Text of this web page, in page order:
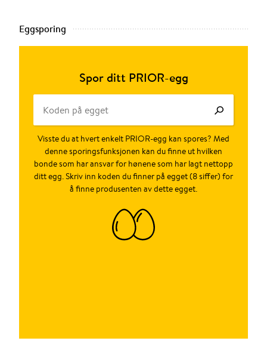
Eggsporing
Spor ditt PRIOR-egg
Visste du at hvert enkelt PRIOR-egg kan spores? Med
denne sporingsfunksjonen kan du finne ut hvilken
bonde som har ansvar for hønene som har lagt nettopp
ditt egg. Skriv inn koden du finner på egget (8 siffer) for
å finne produsenten av dette egget.